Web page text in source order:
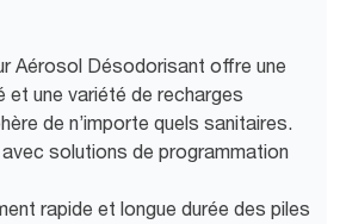
Aérosol Désodorisant offre une
et une variété de recharges
de n’importe quels sanitaires.
solutions de programmation
rapide et longue durée des piles